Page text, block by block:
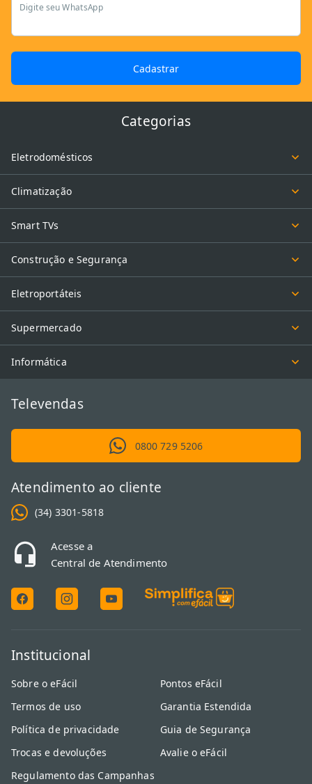
Digite seu WhatsApp
Cadastrar
Categorias
Eletrodomésticos
Climatização
Smart TVs
Construção e Segurança
Eletroportáteis
Supermercado
Informática
Televendas
0800 729 5206
Atendimento ao cliente
(34) 3301-5818
Acesse a
Central de Atendimento
Institucional
Sobre o eFácil
Termos de uso
Política de privacidade
Trocas e devoluções
Regulamento das Campanhas
Pontos eFácil
Garantia Estendida
Guia de Segurança
Avalie o eFácil